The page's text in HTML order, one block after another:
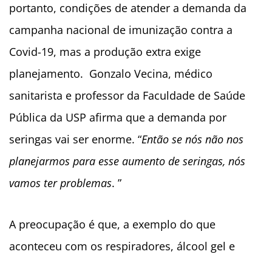
portanto, condições de atender a demanda da
campanha nacional de imunização contra a
Covid-19, mas a produção extra exige
planejamento. Gonzalo Vecina, médico
sanitarista e professor da Faculdade de Saúde
Pública da USP afirma que a demanda por
seringas vai ser enorme. “Então se nós não nos
planejarmos para esse aumento de seringas, nós
vamos ter problemas. ”
A preocupação é que, a exemplo do que
aconteceu com os respiradores, álcool gel e